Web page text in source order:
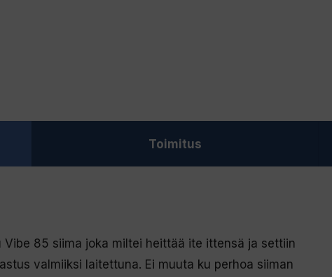
Toimitus
85 siima joka miltei heittää ite ittensä ja settiin
valmiiksi laitettuna. Ei muuta ku perhoa siiman